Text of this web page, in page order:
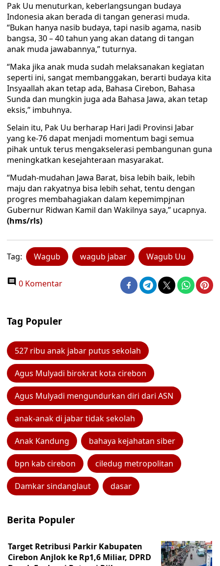
Pak Uu menuturkan, keberlangsungan budaya
Indonesia akan berada di tangan generasi muda.
“Bukan hanya nasib budaya, tapi nasib agama, nasib
bangsa, 30 – 40 tahun yang akan datang di tangan
anak muda jawabannya,” tuturnya.
“Maka jika anak muda sudah melaksanakan kegiatan
seperti ini, sangat membanggakan, berarti budaya kita
Insyaallah akan tetap ada, Bahasa Cirebon, Bahasa
Sunda dan mungkin juga ada Bahasa Jawa, akan tetap
eksis,” imbuhnya.
Selain itu, Pak Uu berharap Hari Jadi Provinsi Jabar
yang ke-76 dapat menjadi momentum bagi semua
pihak untuk terus mengakselerasi pembangunan guna
meningkatkan kesejahteraan masyarakat.
“Mudah-mudahan Jawa Barat, bisa lebih baik, lebih
maju dan rakyatnya bisa lebih sehat, tentu dengan
progres membahagiakan dalam kepemimpjnan
Gubernur Ridwan Kamil dan Wakilnya saya,” ucapnya.
(hms/rls)
Tag: Wagub wagub jabar Wagub Uu
0 Komentar
Tag Populer
527 ribu anak jabar putus sekolah
Agus Mulyadi birokrat kota cirebon
Agus Mulyadi mengundurkan diri dari ASN
anak-anak di jabar tidak sekolah
Anak Kandung bahaya kejahatan siber
bpn kab cirebon ciledug metropolitan
Damkar sindanglaut dasar
Berita Populer
Target Retribusi Parkir Kabupaten
Cirebon Anjlok ke Rp1,6 Miliar, DPRD